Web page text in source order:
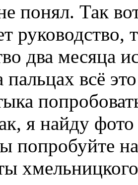
понял. Так
руководство,
два месяца
всё
я найду
попробуйте